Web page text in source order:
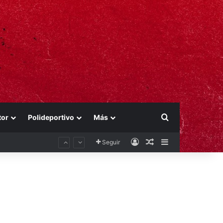
Polideportivo Más Buscar por
Seguir AccesoPublicación al
Barra lateral